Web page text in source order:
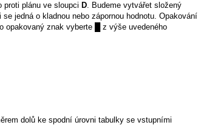
proti plánu ve sloupci D. Budeme vytvářet složený
jedná o kladnou nebo zápornou hodnotu. Opakování
opakovaný znak vyberte █ z výše uvedeného
dolů ke spodní úrovni tabulky se vstupními